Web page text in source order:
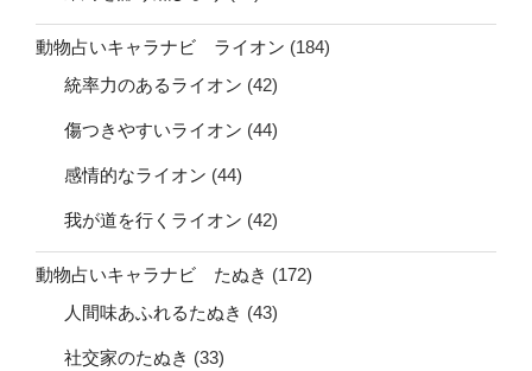
動物占いキャラナビ ライオン (184)
統率力のあるライオン (42)
傷つきやすいライオン (44)
感情的なライオン (44)
我が道を行くライオン (42)
動物占いキャラナビ たぬき (172)
人間味あふれるたぬき (43)
社交家のたぬき (33)